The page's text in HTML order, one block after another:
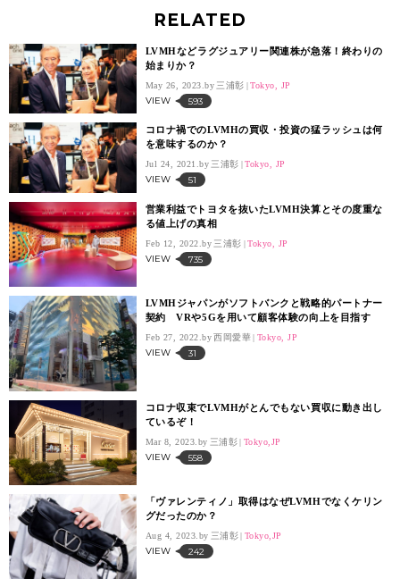
RELATED
LVMHなどラグジュアリー関連株が急落！終わりの
始まりか？
May 26, 2023. 三浦彰 Tokyo, JP
VIEW 593
コロナ禍でのLVMHの買収・投資の猛ラッシュは何
を意味するのか？
Jul 24, 2021. 三浦彰 Tokyo, JP
VIEW 51
営業利益でトヨタを抜いたLVMH決算とその度重な
る値上げの真相
Feb 12, 2022. 三浦彰 Tokyo, JP
VIEW 735
LVMHジャパンがソフトバンクと戦略的パートナー
契約 VRや5Gを用いて顧客体験の向上を目指す
Feb 27, 2022. 西岡愛華 Tokyo, JP
VIEW 31
コロナ収束でLVMHがとんでもない買収に動き出し
ているぞ！
Mar 8, 2023. 三浦彰 Tokyo,JP
VIEW 558
「ヴァレンティノ」取得はなぜLVMHでなくケリン
グだったのか？
Aug 4, 2023. 三浦彰 Tokyo,JP
VIEW 242